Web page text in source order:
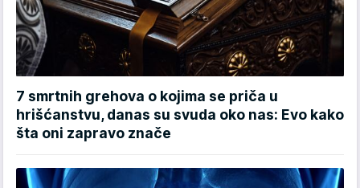
7 smrtnih grehova o kojima se priča u
hrišćanstvu, danas su svuda oko nas: Evo kako
šta oni zapravo znače